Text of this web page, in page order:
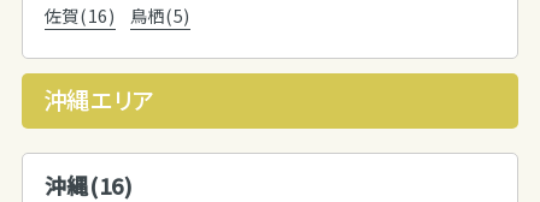
佐賀(16) 鳥栖(5)
沖縄エリア
沖縄(16)